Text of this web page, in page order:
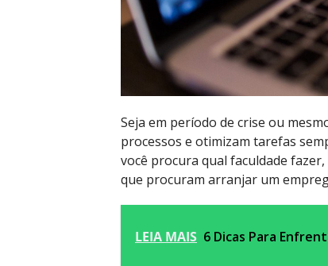
Seja em período de crise ou
processos e otimizam tarefas
você procura qual faculdade
que procuram arranjar um
LEIA MAIS 6 Dicas Para